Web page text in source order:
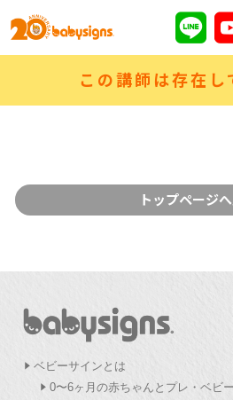
この講師は存在し
トップページ
ベビーサインとは
0〜6ヶ月の赤ちゃんとプレ・ベビ